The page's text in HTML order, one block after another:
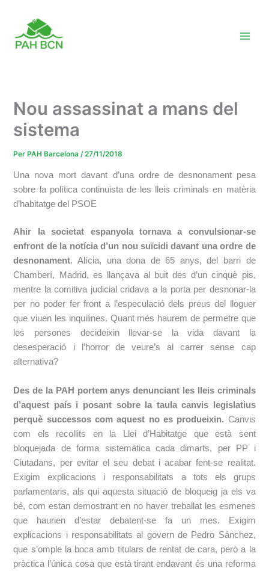
contingut
Nou assassinat a mans del
sistema
Per PAH Barcelona/27/11/2018
Una nova mort davant d’una ordre de desnonament pesa
sobre la política continuista de les lleis criminals en matèria
d’habitatge del PSOE
Ahir la societat espanyola tornava a convulsionar-se
enfront de la notícia d’un nou suïcidi davant una ordre de
desnonament. Alícia, una dona de 65 anys, del barri de
Chamberí, Madrid, es llançava al buit des d’un cinquè pis,
mentre la comitiva judicial cridava a la porta per desnonar-la
per no poder fer front a l’especulació dels preus del lloguer
que viuen les inquilines. Quant més haurem de permetre que
les persones decideixin llevar-se la vida davant la
desesperació i l’horror de veure’s al carrer sense cap
alternativa?
Des de la PAH portem anys denunciant les lleis criminals
d’aquest país i posant sobre la taula canvis legislatius
perquè successos com aquest no es produeixin. Canvis
com els recollits en la Llei d’Habitatge que està sent
bloquejada de forma sistemàtica cada dimarts, per PP i
Ciutadans, per evitar el seu debat i acabar fent-se realitat.
Exigim explicacions i responsabilitats a tots els grups
parlamentaris, als qui aquesta situació de bloqueig ja els va
bé, com estan demostrant en no haver treballat les esmenes
que haurien d’estar debatent-se fa un mes. Exigim
explicacions i responsabilitats al govern de Pedro Sánchez,
que s’omple la boca amb titulars de rentat de cara, però a la
pràctica l’única cosa que està tirant endavant és una reforma